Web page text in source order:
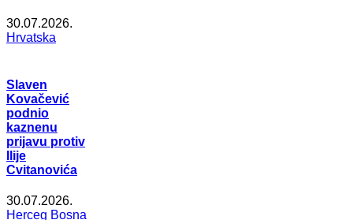
30.07.2026.
Hrvatska
Slaven
Kovačević
podnio
kaznenu
prijavu protiv
Ilije
Cvitanovića
30.07.2026.
Herceg Bosna